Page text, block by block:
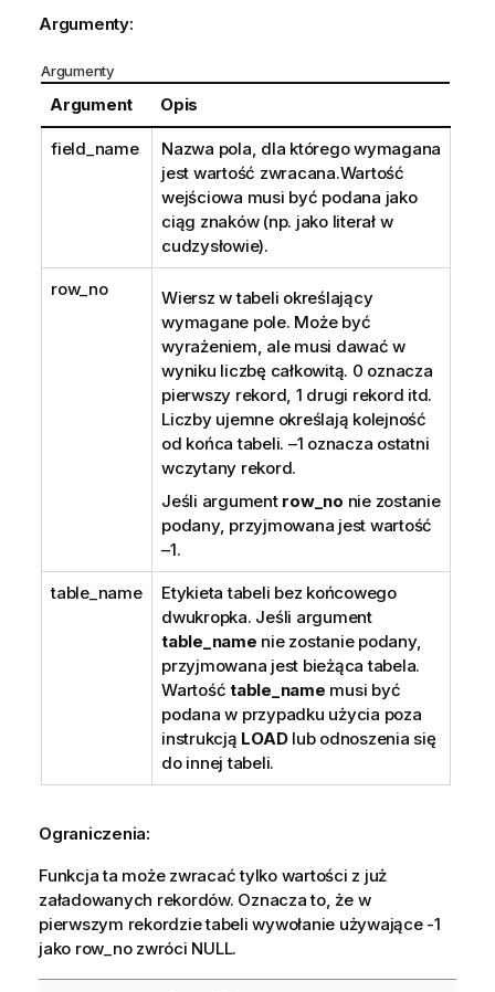
Argumenty:
Argumenty
Argument Opis
field_name
Nazwa pola, dla którego wymagana
jest wartość zwracana.Wartość
wejściowa musi być podana jako
ciąg znaków (np. jako literał w
cudzysłowie).
row_no
Wiersz w tabeli określający
wymagane pole. Może być
wyrażeniem, ale musi dawać w
wyniku liczbę całkowitą. 0 oznacza
pierwszy rekord, 1 drugi rekord itd.
Liczby ujemne określają kolejność
od końca tabeli. –1 oznacza ostatni
wczytany rekord.
Jeśli argument row_no nie zostanie
podany, przyjmowana jest wartość
–1.
table_name
Etykieta tabeli bez końcowego
dwukropka. Jeśli argument
table_name nie zostanie podany,
przyjmowana jest bieżąca tabela.
Wartość table_name musi być
podana w przypadku użycia poza
instrukcją LOADlub odnoszenia się
do innej tabeli.
Ograniczenia:
Funkcja ta może zwracać tylko wartości z już
załadowanych rekordów. Oznacza to, że w
pierwszym rekordzie tabeli wywołanie używające -1
jako row_no zwróci NULL.